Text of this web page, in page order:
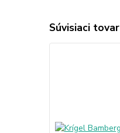
Súvisiaci tovar